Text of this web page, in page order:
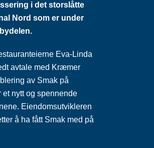
i det storslåtte
Nord som er under
Eva-Linda
avtale med Kræmer
av Smak på
nytt og spennende
Eiendomsutvikleren
å ha fått Smak med på